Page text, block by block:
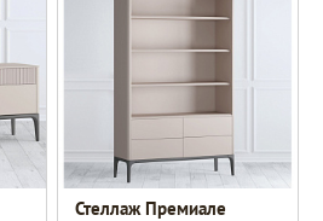
Стеллаж Премиале